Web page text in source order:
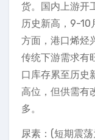
货。国内上游开
历史新高，9-10
方面，港口烯烃
传统下游需求有
口库存累至历史
高位，但供需有
多。
尿素：(短期震